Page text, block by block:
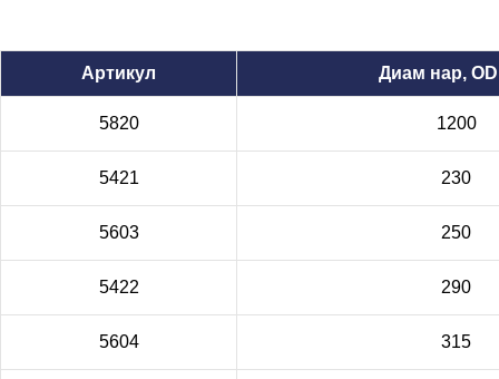
Артикул Диам нар,
5820 1200
5421 230
5603 250
5422 290
5604 315